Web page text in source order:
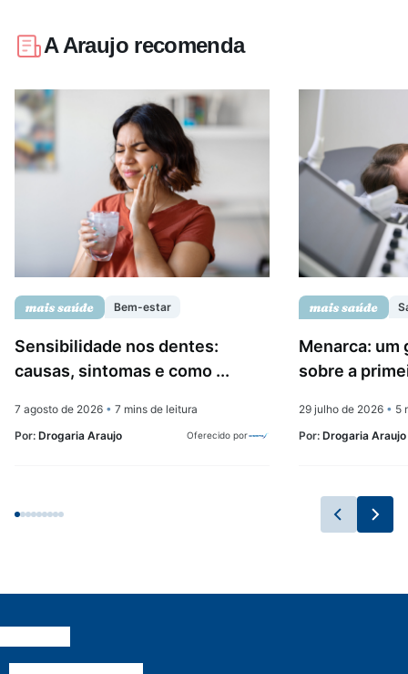
A Araujo recomenda
Bem-estar
Sensibilidade nos dentes:
causas, sintomas e como ...
7 agosto de 2026 • 7 mins de leitura
Por: Drogaria Araujo Oferecido por
Menarca: um
sobre a
29 julho de 2026 • 5
Por: Drogaria Araujo